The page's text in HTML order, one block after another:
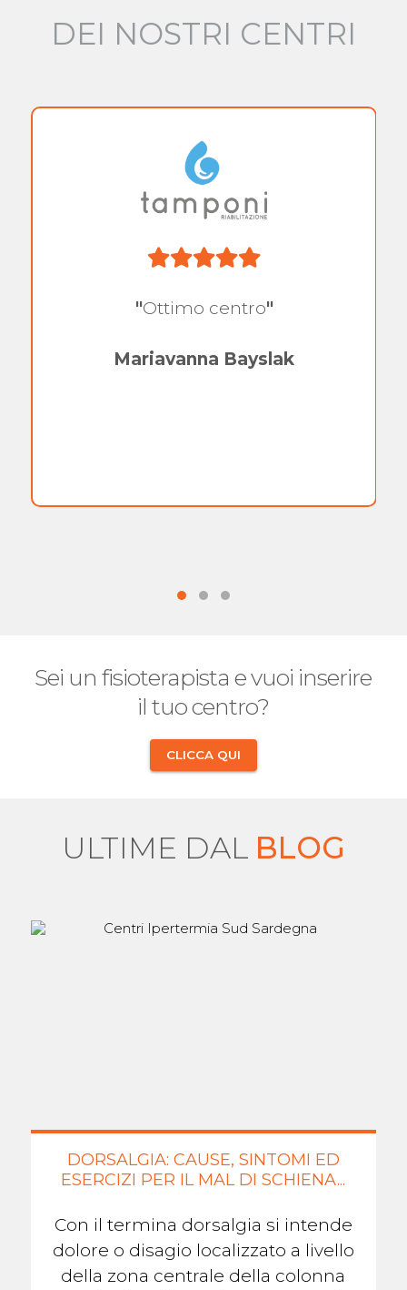
DEI NOSTRI CENTRI
"Ottimo centro"
Mariavanna Bayslak
Sei un fisioterapista e vuoi inserire
il tuo centro?
CLICCA QUI
ULTIME DAL BLOG
DORSALGIA: CAUSE, SINTOMI ED
ESERCIZI PER IL MAL DI SCHIENA...
Con il termina dorsalgia si intende
dolore o disagio localizzato a livello
della zona centrale della colonna